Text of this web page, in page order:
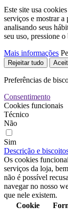
Este site usa
serviços e mostrar a
analisando seus
seu uso, pressione
Mais informações
Rejeitar tudo
Preferências de
Consentimento
Cookies funcionais
Técnico
Não
Sim
Descrição e
Os cookies
serviços da loja,
não é possível
navegar no nosso
que nele existem.
Cookie